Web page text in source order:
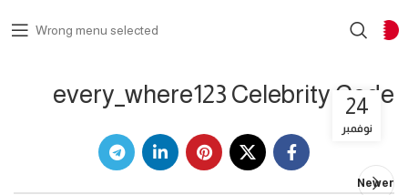
Wrong menu selected
every_where123 Celebrity Code
24
نوفمبر
Newer